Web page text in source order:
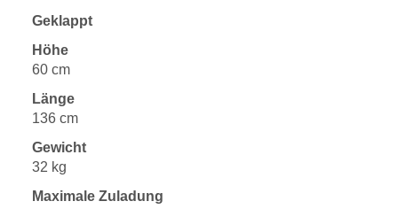
Geklappt
Höhe
60 cm
Länge
136 cm
Gewicht
32 kg
Maximale Zuladung